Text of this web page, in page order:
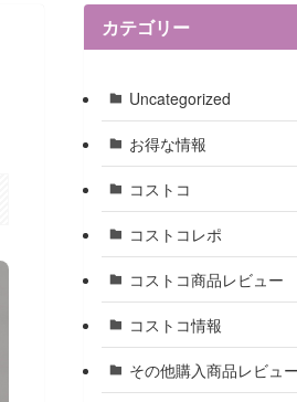
カテゴリー
Uncategorized
お得な情報
コストコ
コストコレポ
コストコ商品レビュー
コストコ情報
その他購入商品レビュー